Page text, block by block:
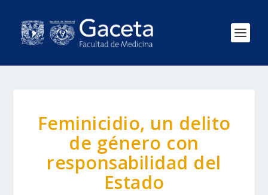
Feminicidio, un delito
de género con
responsabilidad del
Estado